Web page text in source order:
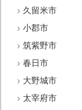
久留米市
小郡市
筑紫野市
春日市
大野城市
太宰府市